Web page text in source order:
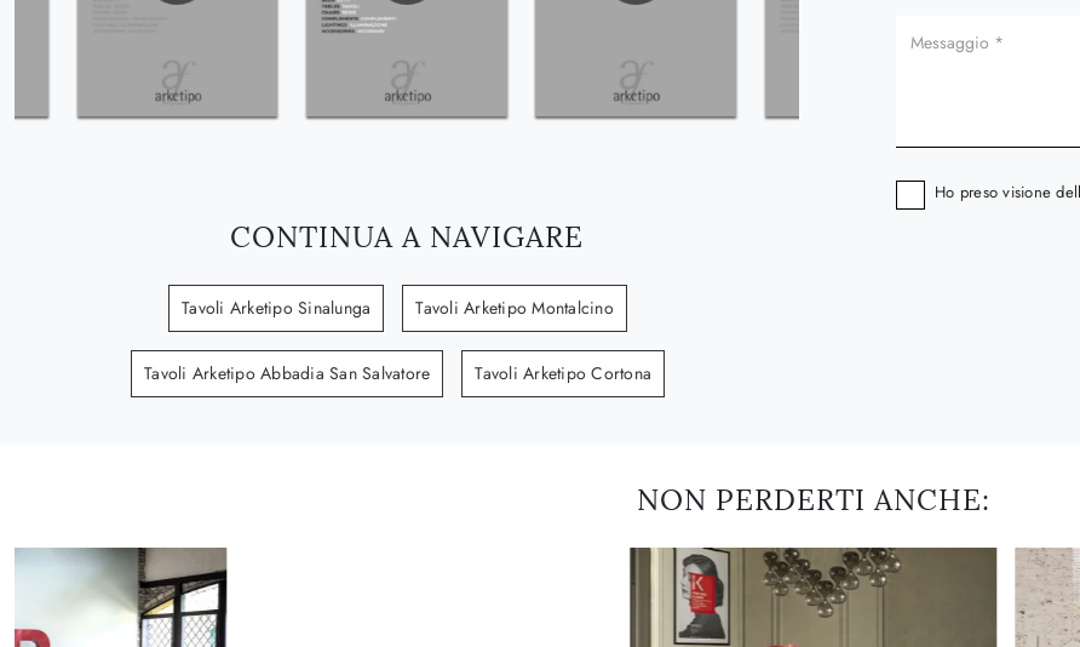
CONTINUA A NAVIGARE
Tavoli Arketipo Sinalunga Tavoli Arketipo Montalcino
Tavoli Arketipo Abbadia San Salvatore Tavoli Arketipo Cortona
Ho preso visione
NON PERDERTI ANCHE: